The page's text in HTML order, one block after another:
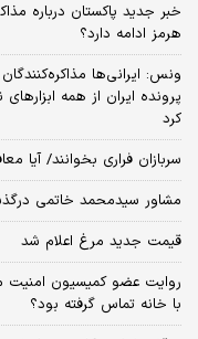
خبر جدید پاکستان درباره
هرمز ادامه دارد؟
ونس: ایرانی‌ها
پرونده ایران از همه
کرد
سربازان فراری بخوانند/ آیا
مشاور سیدمحمد خاتمی
قیمت جدید مرغ اعلام شد
روایت عضو کمیسیون امنیت
با خانه تماس گرفته بود؟